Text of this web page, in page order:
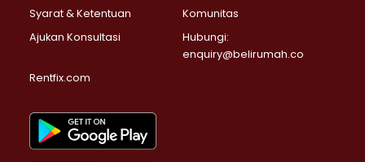
Syarat & Ketentuan
Komunitas
Ajukan Konsultasi
Hubungi:
enquiry@belirumah.co
Rentfix.com